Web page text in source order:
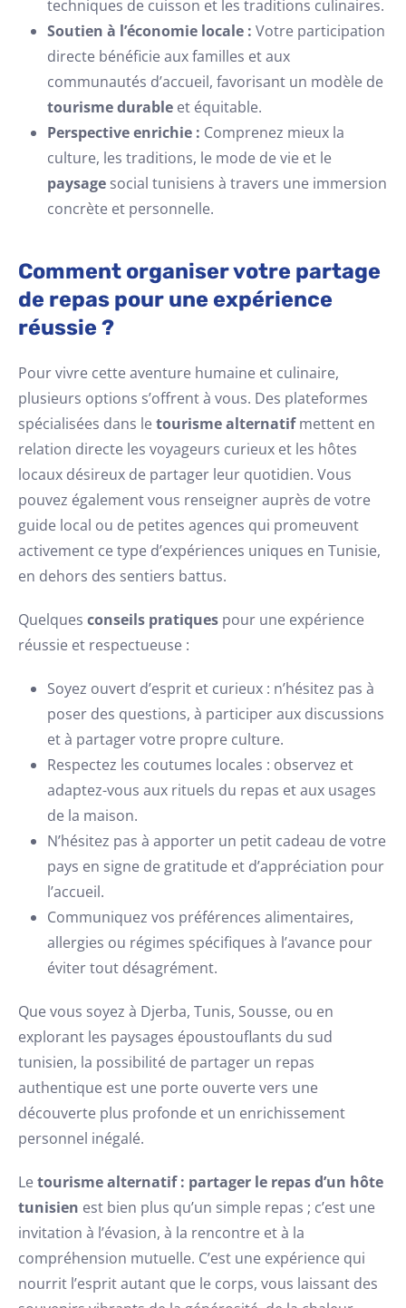
techniques de cuisson et les traditions culinaires.
Soutien à l’économie locale : Votre participation
directe bénéficie aux familles et aux
communautés d’accueil, favorisant un modèle de
tourisme durableet équitable.
Perspective enrichie : Comprenez mieux la
culture, les traditions, le mode de vie et le
paysagesocial tunisiens à travers une immersion
concrète et personnelle.
Comment organiser votre partage
de repas pour une expérience
réussie ?
Pour vivre cette aventure humaine et culinaire,
plusieurs options s’offrent à vous. Des plateformes
spécialisées dans letourisme alternatifmettent en
relation directe les voyageurs curieux et les hôtes
locaux désireux de partager leur quotidien. Vous
pouvez également vous renseigner auprès de votre
guide local ou de petites agences qui promeuvent
activement ce type d’expériences uniques en Tunisie,
en dehors des sentiers battus.
Quelques conseils pratiquespour une expérience
réussie et respectueuse :
Soyez ouvert d’esprit et curieux : n’hésitez pas à
poser des questions, à participer aux discussions
et à partager votre propre culture.
Respectez les coutumes locales : observez et
adaptez-vous aux rituels du repas et aux usages
de la maison.
N’hésitez pas à apporter un petit cadeau de votre
pays en signe de gratitude et d’appréciation pour
l’accueil.
Communiquez vos préférences alimentaires,
allergies ou régimes spécifiques à l’avance pour
éviter tout désagrément.
Que vous soyez à Djerba, Tunis, Sousse, ou en
explorant les paysages époustouflants du sud
tunisien, la possibilité de partager un repas
authentique est une porte ouverte vers une
découverte plus profonde et un enrichissement
personnel inégalé.
Letourisme alternatif : partager le repas d’un hôte
tunisien est bien plus qu’un simple repas ; c’est une
invitation à l’évasion, à la rencontre et à la
compréhension mutuelle. C’est une expérience qui
nourrit l’esprit autant que le corps, vous laissant des